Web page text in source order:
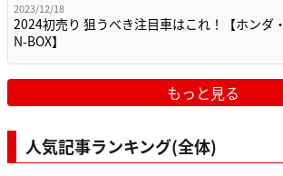
2023/12/18
2024初売り 狙うべき注目車はこれ！【ホンダ・
N-BOX】
もっと見る
人気記事ランキング(全体)